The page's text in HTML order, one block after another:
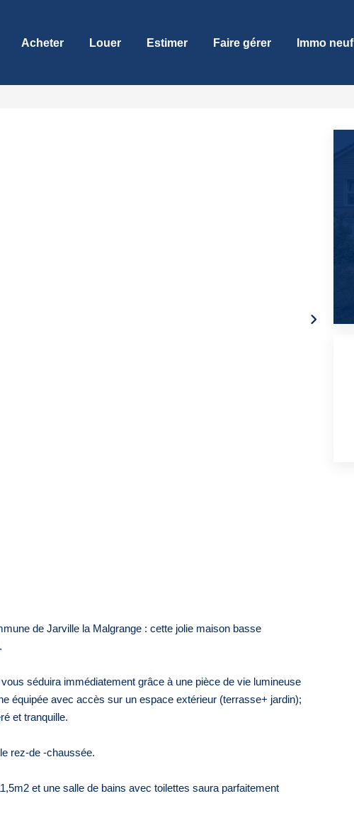
Acheter Louer Estimer Faire gérer Immo neuf
de Jarville la Malgrange : cette jolie maison basse
séduira immédiatement grâce à une pièce de vie lumineuse
équipée avec accès sur un espace extérieur (terrasse+ jardin);
et tranquille.
rez-de -chaussée.
et une salle de bains avec toilettes saura parfaitement